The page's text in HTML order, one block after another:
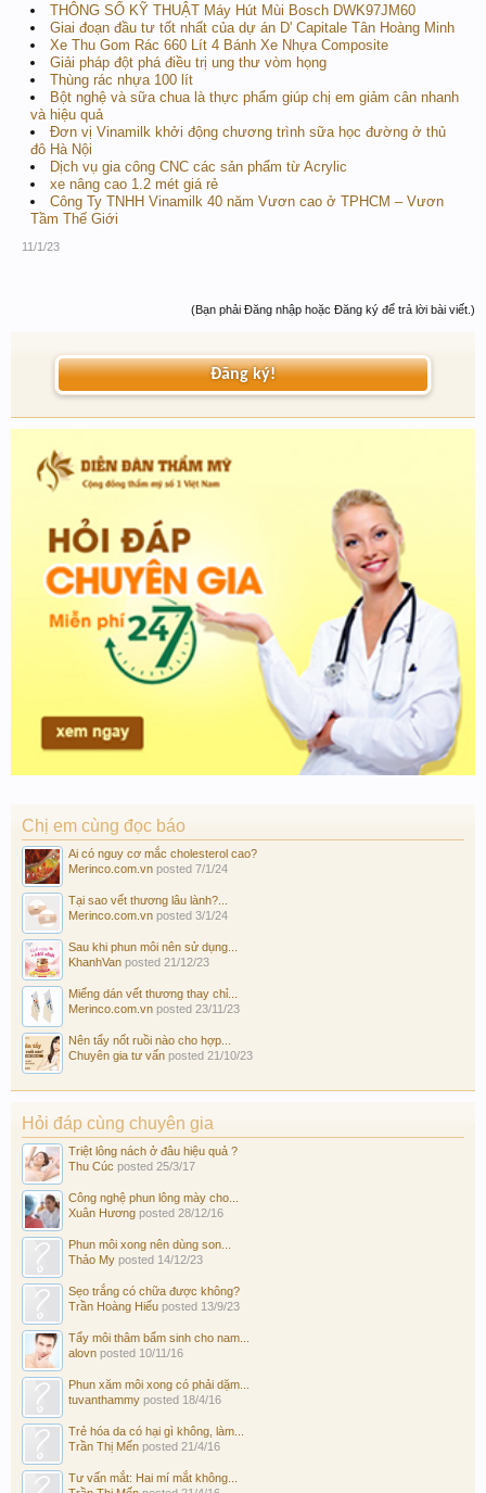
THÔNG SỐ KỸ THUẬT Máy Hút Mùi Bosch DWK97JM60
Giai đoạn đầu tư tốt nhất của dự án D' Capitale Tân Hoàng Minh
Xe Thu Gom Rác 660 Lít 4 Bánh Xe Nhựa Composite
Giải pháp đột phá điều trị ung thư vòm họng
Thùng rác nhựa 100 lít
Bột nghệ và sữa chua là thực phẩm giúp chị em giảm cân nhanh
và hiệu quả
Đơn vị Vinamilk khởi động chương trình sữa học đường ở thủ
đô Hà Nội
Dịch vụ gia công CNC các sản phẩm từ Acrylic
xe nâng cao 1.2 mét giá rẻ
Công Ty TNHH Vinamilk 40 năm Vươn cao ở TPHCM – Vươn
Tầm Thế Giới
11/1/23
(Bạn phải Đăng nhập hoặc Đăng ký để trả lời bài viết.)
Đăng ký!
Chị em cùng đọc báo
Ai có nguy cơ mắc cholesterol cao?
Merinco.com.vn posted 7/1/24
Tại sao vết thương lâu lành?...
Merinco.com.vn posted 3/1/24
Sau khi phun môi nên sử dụng...
KhanhVan posted 21/12/23
Miếng dán vết thương thay chỉ...
Merinco.com.vn posted 23/11/23
Nên tẩy nốt ruồi nào cho hợp...
Chuyên gia tư vấn posted 21/10/23
Hỏi đáp cùng chuyên gia
Triệt lông nách ở đâu hiệu quả ?
Thu Cúc posted 25/3/17
Công nghệ phun lông mày cho...
Xuân Hương posted 28/12/16
Phun môi xong nên dùng son...
Thảo My posted 14/12/23
Sẹo trắng có chữa được không?
Trần Hoàng Hiếu posted 13/9/23
Tẩy môi thâm bẩm sinh cho nam...
alovn posted 10/11/16
Phun xăm môi xong có phải dặm...
tuvanthammy posted 18/4/16
Trẻ hóa da có hại gì không, làm...
Trần Thị Mến posted 21/4/16
Tư vấn mắt: Hai mí mắt không...